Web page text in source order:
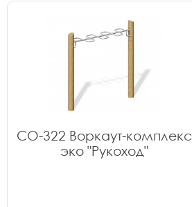
СО-322 Воркаут-комплекс
эко "Рукоход"